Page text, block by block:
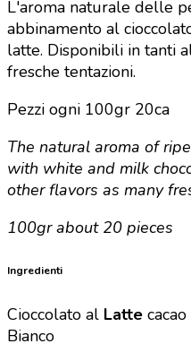
L'aroma naturale delle
abbinamento al
latte. Disponibili in tanti
fresche tentazioni.
Pezzi ogni 100gr 20ca
The natural aroma of
with white and milk
other flavors as many
100gr about 20 pieces
Ingredienti
Cioccolato al Latte
Bianco